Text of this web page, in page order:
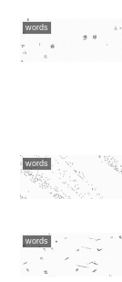
words
words
words